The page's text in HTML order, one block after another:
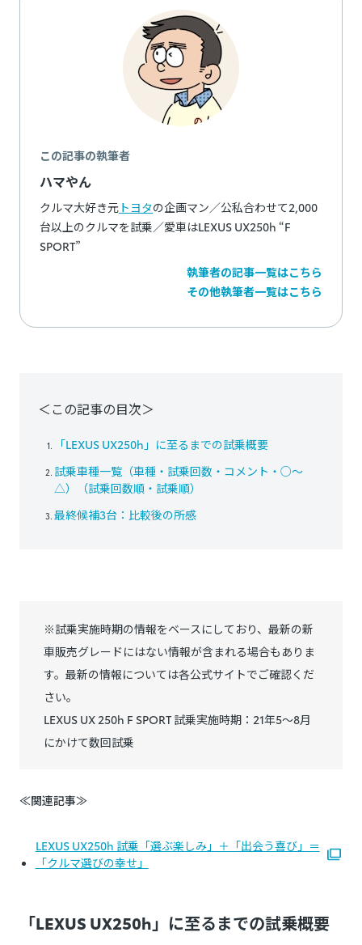
この記事の執筆者
ハマやん
クルマ大好き元 トヨタの企画マン／公私合わせて2,000
台以上のクルマを試乗／愛車はLEXUS UX250h “F
SPORT”
執筆者の記事一覧はこちら
その他執筆者一覧はこちら
＜この記事の目次＞
「LEXUS UX250h」に至るまでの試乗概要
試乗車種一覧（車種・試乗回数・コメント・○～
△）（試乗回数順・試乗順）
最終候補3台：比較後の所感
※試乗実施時期の情報をベースにしており、最新の新
車販売グレードにはない情報が含まれる場合もありま
す。最新の情報については各公式サイトでご確認くだ
さい。
LEXUS UX 250h F SPORT 試乗実施時期：21年5～8月
にかけて数回試乗
≪関連記事≫
LEXUS UX250h 試乗「選ぶ楽しみ」＋「出会う喜び」＝
「クルマ選びの幸せ」
「LEXUS UX250h」に至るまでの試乗概要